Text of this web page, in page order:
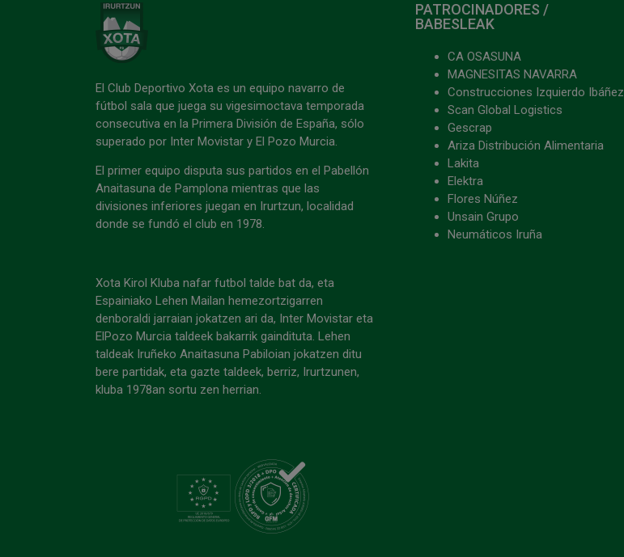
El Club Deportivo Xota es un equipo navarro de
fútbol sala que juega su vigesimoctava temporada
consecutiva en la Primera División de España, sólo
superado por Inter Movistar y El Pozo Murcia.
El primer equipo disputa sus partidos en el Pabellón
Anaitasuna de Pamplona mientras que las
divisiones inferiores juegan en Irurtzun, localidad
donde se fundó el club en 1978.
Xota Kirol Kluba nafar futbol talde bat da, eta
Espainiako Lehen Mailan hemezortzigarren
denboraldi jarraian jokatzen ari da, Inter Movistar eta
ElPozo Murcia taldeek bakarrik gaindituta. Lehen
taldeak Iruñeko Anaitasuna Pabiloian jokatzen ditu
bere partidak, eta gazte taldeek, berriz, Irurtzunen,
kluba 1978an sortu zen herrian.
PATROCINADORES /
BABESLEAK
CA OSASUNA
MAGNESITAS NAVARRA
Construcciones Izquierdo Ibáñez
Scan Global Logistics
Gescrap
Ariza Distribución Alimentaria
Lakita
Elektra
Flores Núñez
Unsain Grupo
Neumáticos Iruña